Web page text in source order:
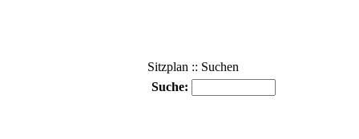
Sitzplan :: Suchen
Suche: